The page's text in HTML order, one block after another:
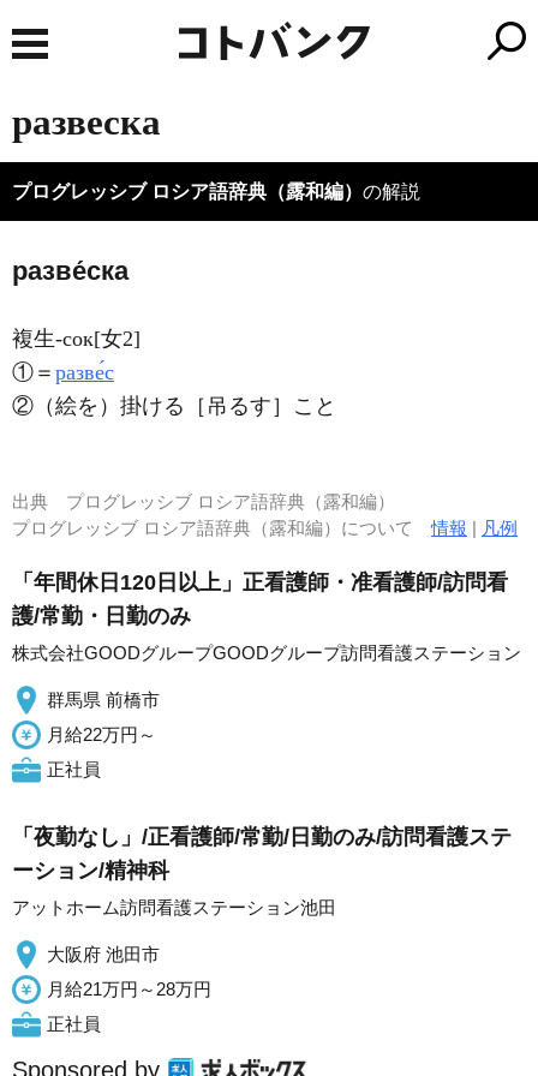
развеска
プログレッシブ ロシア語辞典（露和編） の解説
разве́ска
複生-сок[女2]
①＝ разве́с
②（絵を）掛ける［吊るす］こと
出典 プログレッシブ ロシア語辞典（露和編）
プログレッシブ ロシア語辞典（露和編）について情報 | 凡例
「年間休日120日以上」正看護師・准看護師/訪問看
護/常勤・日勤のみ
株式会社GOODグループGOODグループ訪問看護ステーション
群馬県 前橋市
月給22万円～
正社員
「夜勤なし」/正看護師/常勤/日勤のみ/訪問看護ステ
ーション/精神科
アットホーム訪問看護ステーション池田
大阪府 池田市
月給21万円～28万円
正社員
Sponsored by